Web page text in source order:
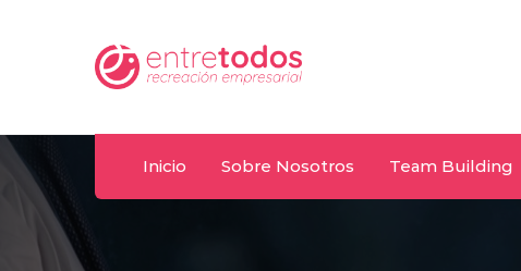
Whatsapp
092 487 198
Inicio Sobre Nosotros Team Building